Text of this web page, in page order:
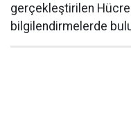
gerçekleştirilen Hücre
bilgilendirmelerde